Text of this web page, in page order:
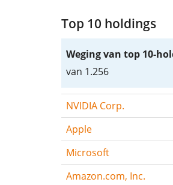
Top 10 holdings
Weging van top 10-
van 1.256
NVIDIA Corp.
Apple
Microsoft
Amazon.com, Inc.